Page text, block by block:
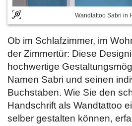
Wandtattoo Sabri in
Ob im Schlafzimmer, im
der Zimmertür: Diese
hochwertige
Namen Sabri und seinen
Buchstaben. Wie Sie den
Handschrift als Wandtattoo
selber gestalten können,